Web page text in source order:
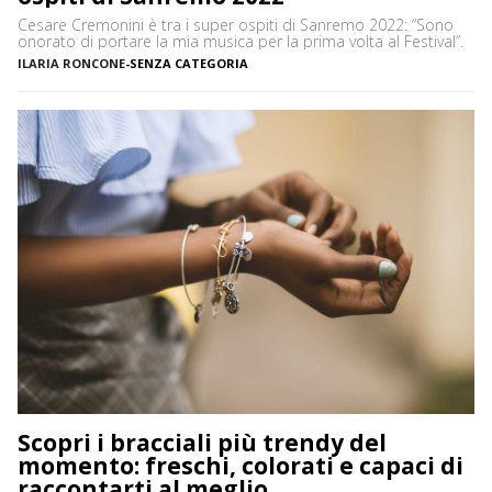
Cesare Cremonini è tra i super ospiti di Sanremo 2022: “Sono
onorato di portare la mia musica per la prima volta al Festival”.
ILARIA RONCONE-SENZA CATEGORIA
Scopri i bracciali più trendy del
momento: freschi, colorati e capaci di